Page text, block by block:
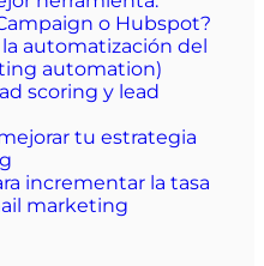
o Hubspot?
automatización del
automation)
scoring y lead
mejorar tu estrategia
incrementar la tasa
marketing